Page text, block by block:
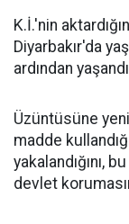
K.İ.'nin
Diyarbakır'da
ardından
Üzüntüsüne
madde
yakalandığını,
devlet